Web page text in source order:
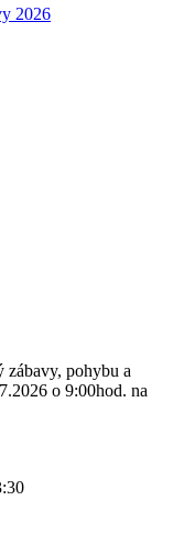
2026
zábavy, pohybu a
o 9:00hod. na